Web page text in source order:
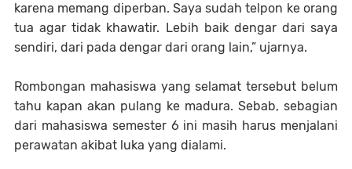
karena memang diperban. Saya sudah telpon ke orang
tua agar tidak khawatir. Lebih baik dengar dari saya
sendiri, dari pada dengar dari orang lain,” ujarnya.
Rombongan mahasiswa yang selamat tersebut belum
tahu kapan akan pulang ke madura. Sebab, sebagian
dari mahasiswa semester 6 ini masih harus menjalani
perawatan akibat luka yang dialami.